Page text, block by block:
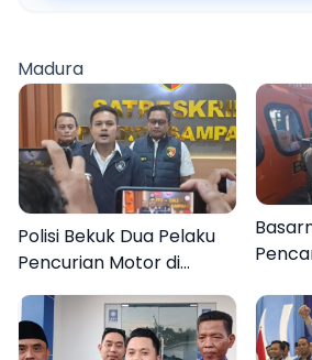
Madura
Polisi Bekuk Dua Pelaku
Pencurian Motor di
Bajrasokah Sampang